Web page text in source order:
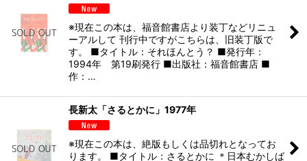
※現在この本は、福音館書店より装丁などリニュ
ーアルして 刊行中ですがこちらは、旧装丁版で
す。 ■タイトル：それほんとう？ ■発行年：
1994年 第19刷発行 ■出版社：福音館書店 ■
作：…
長新太「さるとかに」1977年
※現在この本は、絶版もしくは品切れとなってお
ります。 ■タイトル：さるとかに ＊日本むかしば